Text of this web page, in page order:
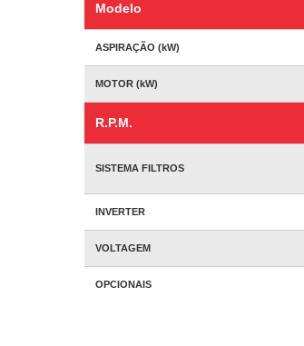
Modelo
ASPIRAÇÃO (kW)
MOTOR (kW)
R.P.M.
SISTEMA FILTROS
INVERTER
VOLTAGEM
OPCIONAIS